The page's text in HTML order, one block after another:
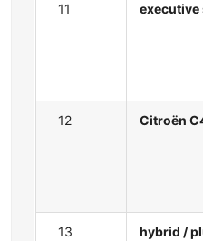
11 executive
12 Citroën
13 hybrid /